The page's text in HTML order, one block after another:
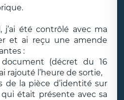
j’ai été contrôlé avec ma
et ai reçu une amende
:
document (décret du 16
rajouté l’heure de sortie,
de la pièce d’identité sur
était présente avec sa